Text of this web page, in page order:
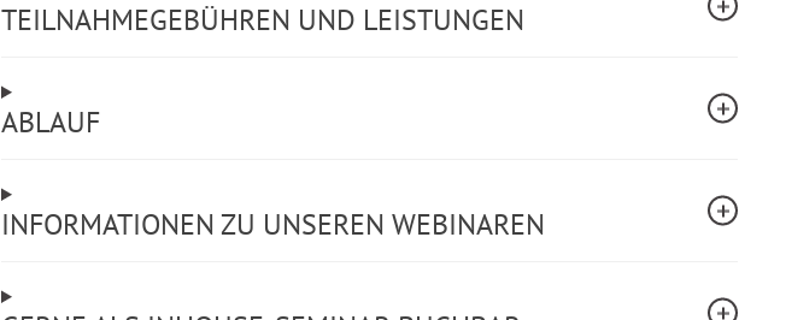
TEILNAHMEGEBÜHREN UND LEISTUNGEN
ABLAUF
INFORMATIONEN ZU UNSEREN WEBINAREN